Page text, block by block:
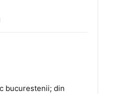
bucurestenii; din